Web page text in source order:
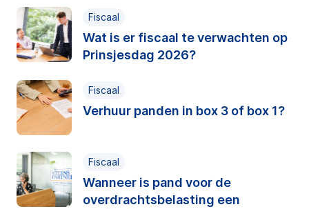
Fiscaal
Wat is er fiscaal te verwachten op
Prinsjesdag 2026?
Fiscaal
Verhuur panden in box 3 of box 1?
Fiscaal
Wanneer is pand voor de
overdrachtsbelasting een